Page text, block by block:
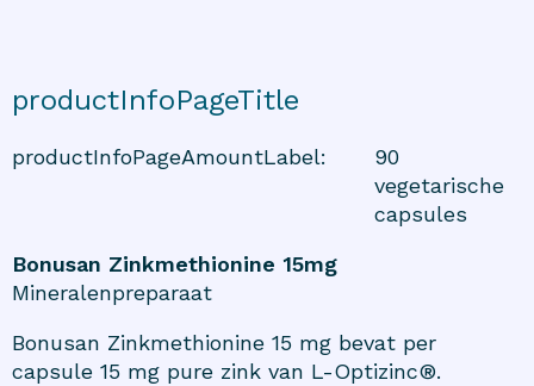
productInfoPageTitle
productInfoPageAmountLabel:
90
vegetarische
capsules
Bonusan Zinkmethionine 15mg
Mineralenpreparaat
Bonusan Zinkmethionine 15 mg bevat per
capsule 15 mg pure zink van L-Optizinc®.